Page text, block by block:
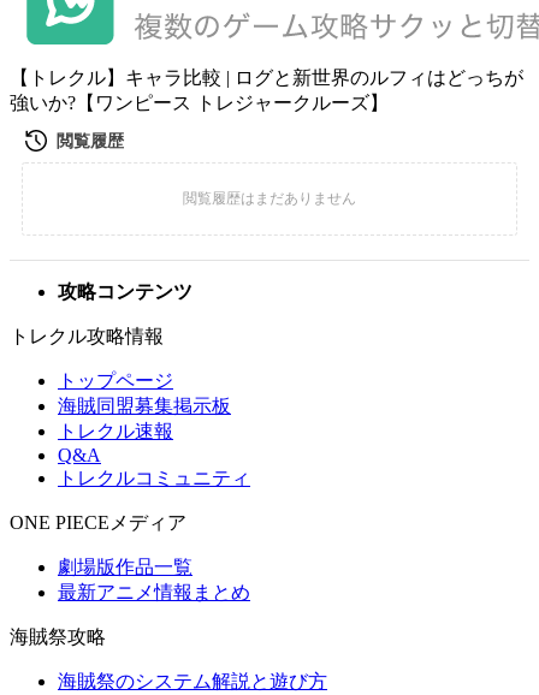
【トレクル】キャラ比較 | ログと新世界のルフィはどっちが
強いか?【ワンピース トレジャークルーズ】
攻略コンテンツ
トレクル攻略情報
トップページ
海賊同盟募集掲示板
トレクル速報
Q&A
トレクルコミュニティ
ONE PIECEメディア
劇場版作品一覧
最新アニメ情報まとめ
海賊祭攻略
海賊祭のシステム解説と遊び方